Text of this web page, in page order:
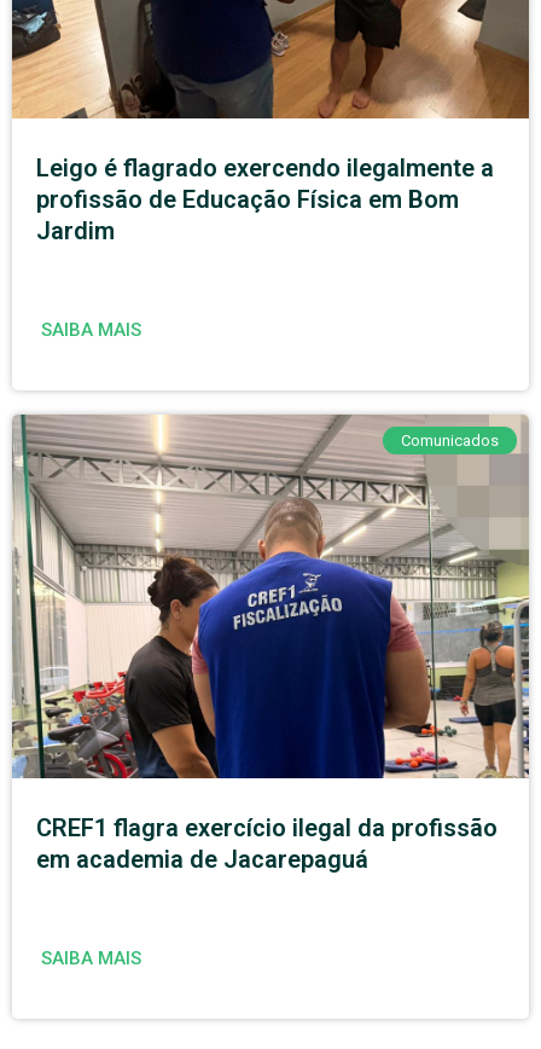
Leigo é flagrado exercendo ilegalmente a
profissão de Educação Física em Bom
Jardim
SAIBA MAIS
Comunicados
CREF1 flagra exercício ilegal da profissão
em academia de Jacarepaguá
SAIBA MAIS